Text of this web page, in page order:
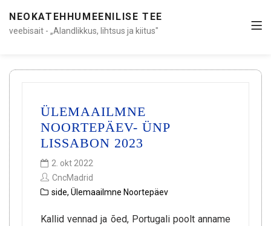
NEOKATEHHUMEENILISE TEE
veebisait - „Alandlikkus, lihtsus ja kiitus"
ÜLEMAAILMNE
NOORTEPÄEV- ÜNP
LISSABON 2023
2. okt 2022
CncMadrid
side, Ülemaailmne Noortepäev
Kallid vennad ja õed, Portugali poolt anname